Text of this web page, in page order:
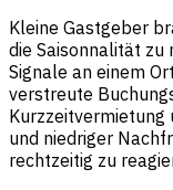
Kleine Gastgeber
die Saisonnalität
Signale an einem
verstreute
Kurzzeitvermietung
und niedriger
rechtzeitig zu